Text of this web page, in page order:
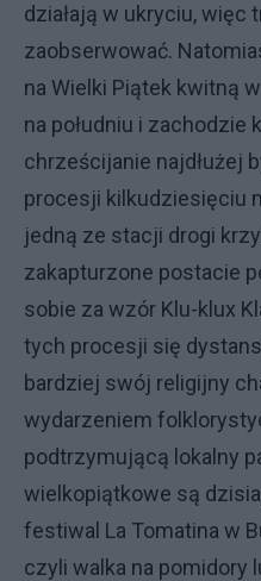
działają w ukryciu, więc
zaobserwować.
na Wielki Piątek kwitną
na południu i zachodzie
chrześcijanie najdłużej
procesji kilkudziesięciu
jedną ze stacji drogi
zakapturzone postacie
sobie za wzór Klu-klux
tych procesji się
bardziej swój religijny
wydarzeniem
podtrzymującą lokalny
wielkopiątkowe są
festiwal La Tomatina w
czyli walka na pomidory